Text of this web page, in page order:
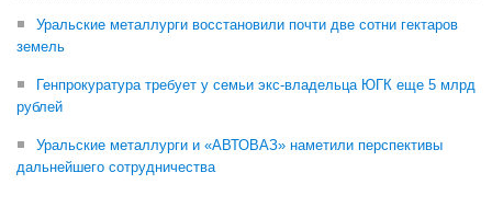
Уральские металлурги восстановили почти две сотни гектаров
земель
Генпрокуратура требует у семьи экс-владельца ЮГК еще 5 млрд
рублей
Уральские металлурги и «АВТОВАЗ» наметили перспективы
дальнейшего сотрудничества